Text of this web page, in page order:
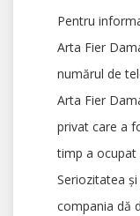
Pentru
Arta Fier
numărul de
Arta Fier
privat care a
timp a ocupat
Seriozitatea
compania dă